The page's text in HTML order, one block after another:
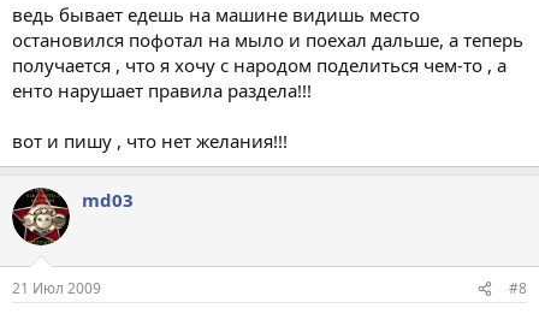
ведь бывает едешь на машине видишь место
остановился пофотал на мыло и поехал дальше, а теперь
получается , что я хочу с народом поделиться чем-то , а
енто нарушает правила раздела!!!
вот и пишу , что нет желания!!!
md03
21 Июл 2009 #8